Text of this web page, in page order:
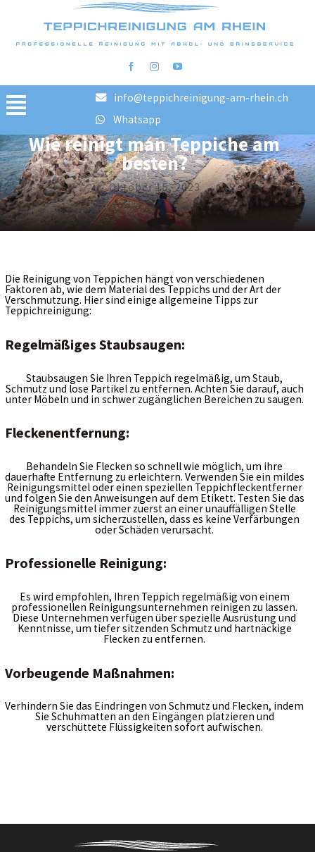
Toggle
Navigation
Home
Reinigungsschritte
FAQ
Preise
Blog
AGB
info@teppichreinigung-am-rhein.ch
Whatsapp
Wie reinigt man Teppiche am
besten?
Oktober 15, 2023
Die Reinigung von Teppichen hängt von verschiedenen
Faktoren ab, wie dem Material des Teppichs und der Art der
Verschmutzung. Hier sind einige allgemeine Tipps zur
Teppichreinigung:
Regelmäßiges Staubsaugen:
Staubsaugen Sie Ihren Teppich regelmäßig, um Staub,
Schmutz und lose Partikel zu entfernen. Achten Sie darauf, auch
unter Möbeln und in schwer zugänglichen Bereichen zu saugen.
Fleckenentfernung:
Behandeln Sie Flecken so schnell wie möglich, um ihre
dauerhafte Entfernung zu erleichtern. Verwenden Sie ein mildes
Reinigungsmittel oder einen speziellen Teppichfleckentferner
und folgen Sie den Anweisungen auf dem Etikett. Testen Sie das
Reinigungsmittel immer zuerst an einer unauffälligen Stelle
des Teppichs, um sicherzustellen, dass es keine Verfärbungen
oder Schäden verursacht.
Professionelle Reinigung:
Es wird empfohlen, Ihren Teppich regelmäßig von einem
professionellen Reinigungsunternehmen reinigen zu lassen.
Diese Unternehmen verfügen über spezielle Ausrüstung und
Kenntnisse, um tiefer sitzenden Schmutz und hartnäckige
Flecken zu entfernen.
Vorbeugende Maßnahmen:
Verhindern Sie das Eindringen von Schmutz und Flecken, indem
Sie Schuhmatten an den Eingängen platzieren und
verschüttete Flüssigkeiten sofort aufwischen.